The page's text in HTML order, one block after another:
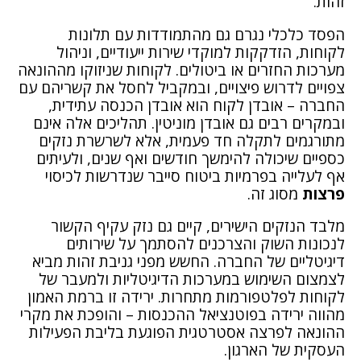
הפסד כלכלי נגרם גם מהתמודדות עם תלונות
לקוחות, הזדקקות למוקדי שירות ייעודיים, וניהול
מערכות החזרים או ביטולים. לקוחות שניזוקו מההונאה
צפויים לדרוש פיצויים, ובמקביל לחסל את קשריהם עם
החברה – אובדן לקוח הוא אובדן הכנסה עתידית,
ובמקרים רבים גם אובדן מוניטין. תהליכים אלה אינם
מתורגמים לתקלה חד פעמית, אלא לשרשרת נזקים
כספיים שיכולה להימשך חודשים ואף שנים, ולעיתים
אף לעלייה בפרמיות ביטוח סייבר שנדרשות לכיסוי
פרצות מסוג זה.
מלבד הנזקים הישירים, קיים גם נזק עקיף הקשור
לנכונות השוק והצרכנים להסתמך על שירותים
דיגיטליים של החברה. החשש מפני גניבת זהות מביא
לצמצום השימוש במערכות הדיגיטליות ולמעבר של
לקוחות לפלטפורמות מתחרות. ירידה זו ברמת האמון
מהווה ירידה בפוטנציאל ההכנסות – והופכת את מקרי
ההונאה לפרצה אסטרטגית הפוגעת בליבת הפעילות
העסקית של הארגון.